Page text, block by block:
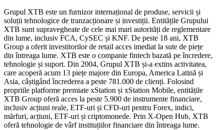
Grupul XTB este un furnizor internațional de produse, servicii și
soluții tehnologice de tranzacționare și investiții. Entitățile Grupului
XTB sunt supravegheate de cele mai mari autorități de reglementare
din lume, inclusiv FCA, CySEC și KNF. De peste 18 ani, XTB
Group a oferit investitorilor de retail acces imediat la sute de piețe
din întreaga lume. XTB este o companie fintech bazată pe încredere,
tehnologie și suport. Din 2004, Grupul XTB și-a extins activitatea,
care acoperă acum 13 piețe majore din Europa, America Latină și
Asia, câștigând încrederea a peste 781.000 de clienți. Folosind
propriile platforme premiate xStation și xStation Mobile, entitățile
XTB Group oferă acces la peste 5.900 de instrumente financiare,
inclusiv acțiuni reale, ETF-uri și CFD-uri pentru Forex, indici,
mărfuri, acțiuni, ETF-uri și criptomonede. Prin X-Open Hub, XTB
oferă tehnologie de vârf instituțiilor financiare din întreaga lume.